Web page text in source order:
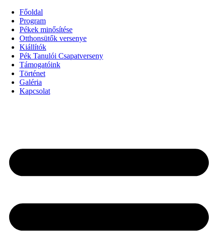
Ugrás
tartalomhoz
Főoldal
Program
Pékek minősítése
Otthonsütők versenye
Kiállítók
Pék Tanulói Csapatverseny
Támogatóink
Történet
Galéria
Kapcsolat